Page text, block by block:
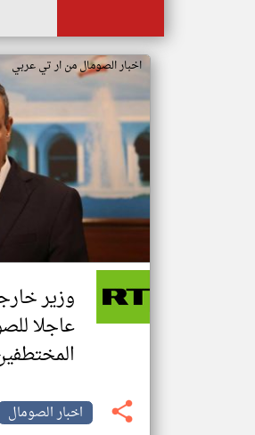
اخبار الصومال من ار تي عربي
وزير
عاجلا
اخبار الصومال